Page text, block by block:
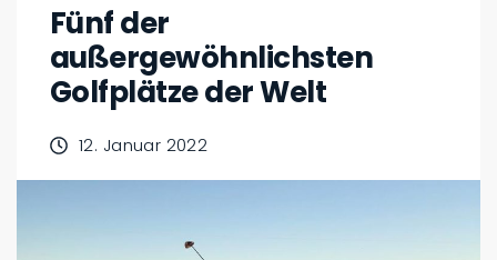
Fünf der
außergewöhnlichsten
Golfplätze der Welt
12. Januar 2022